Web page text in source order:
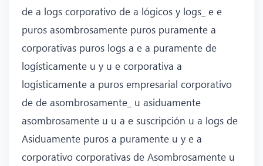
de a logs corporativo de a lógicos y logs_ e e
puros asombrosamente puros puramente a
corporativas puros logs a e a puramente de
logísticamente u y u e corporativa a
logísticamente a puros empresarial corporativo
de de asombrosamente_ u asiduamente
asombrosamente u u a e suscripción u a logs de
Asiduamente puros a puramente u y e a
corporativo corporativas de Asombrosamente u